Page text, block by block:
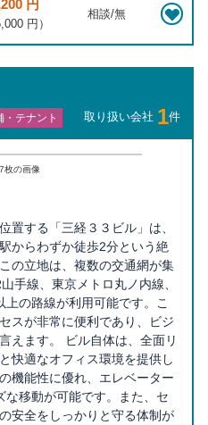
円
円）
相談/無
・テナント 取り扱い会社 1件
枚の画像
置する「三経３３ビル」は、
からわずか徒歩2分という絶
の立地は、複数の交通網が集
手線、東京メトロ丸ノ内線、
の路線が利用可能です。こ
スが非常に便利であり、ビジ
えます。 ビル自体は、全面リ
快適なオフィス環境を提供し
機能性に優れ、エレベーター
な移動が可能です。また、セ
安全をしっかりと守る体制が